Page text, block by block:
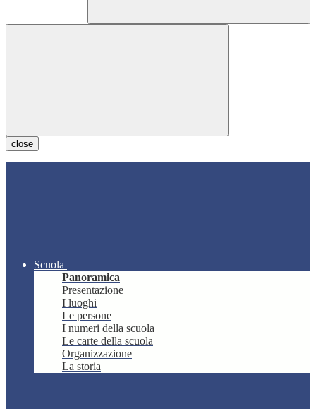
close
Scuola
Panoramica
Presentazione
I luoghi
Le persone
I numeri della scuola
Le carte della scuola
Organizzazione
La storia